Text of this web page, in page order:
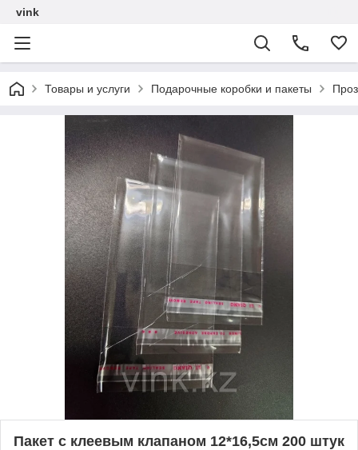
vink
Товары и услуги Подарочные коробки и пакеты
Пакет с клеевым клапаном 12*16,5см 200 штук